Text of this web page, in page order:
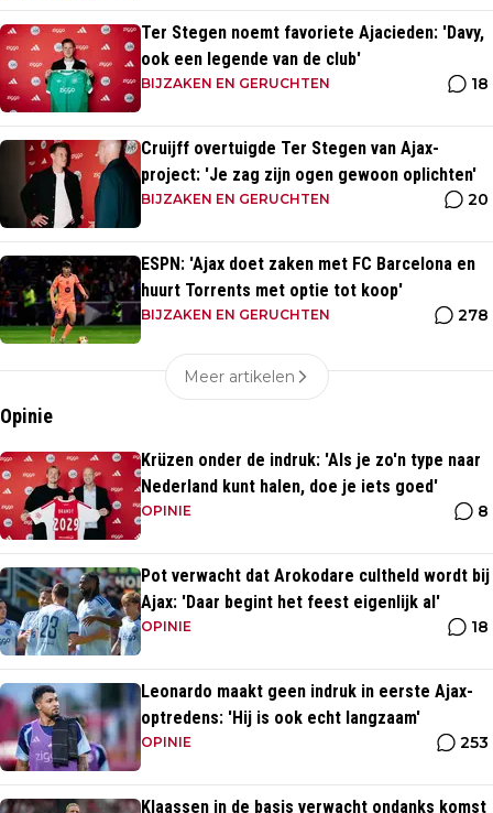
Ter Stegen noemt favoriete Ajacieden: 'Davy,
ook een legende van de club'
BIJZAKEN EN GERUCHTEN 18
Cruijff overtuigde Ter Stegen van Ajax-
project: 'Je zag zijn ogen gewoon oplichten'
BIJZAKEN EN GERUCHTEN 20
ESPN: 'Ajax doet zaken met FC Barcelona en
huurt Torrents met optie tot koop'
BIJZAKEN EN GERUCHTEN 278
Meer artikelen
Opinie
Krüzen onder de indruk: 'Als je zo'n type naar
Nederland kunt halen, doe je iets goed'
OPINIE 8
Pot verwacht dat Arokodare cultheld wordt bij
Ajax: 'Daar begint het feest eigenlijk al'
OPINIE 18
Leonardo maakt geen indruk in eerste Ajax-
optredens: 'Hij is ook echt langzaam'
OPINIE 253
Klaassen in de basis verwacht ondanks komst